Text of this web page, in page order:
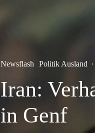
Newsflash Politik Ausland ·
Iran:
in Genf